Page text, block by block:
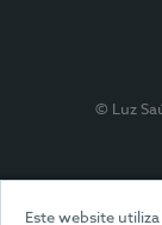
Este website
© Luz